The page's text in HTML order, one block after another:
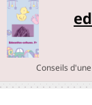
Conseils